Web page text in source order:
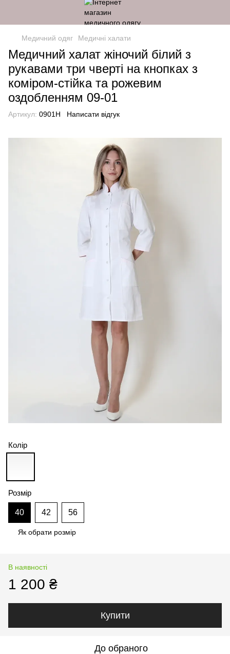
Медичний одяг Медичні халати
Медичний халат жіночий білий з
рукавами три чверті на кнопках з
коміром-стійка та рожевим
оздобленням 09-01
Артикул: 0901H Написати відгук
Колір
Розмір
40 42 56
Як обрати розмір
В наявності
1 200 ₴
Купити
До обраного